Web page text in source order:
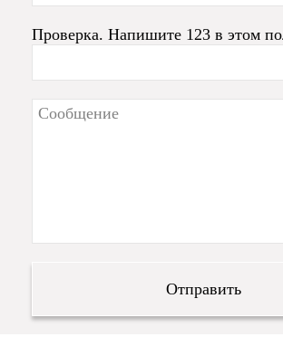
Проверка. Напишите 123 в этом